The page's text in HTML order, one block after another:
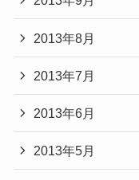
2013年8月
2013年7月
2013年6月
2013年5月